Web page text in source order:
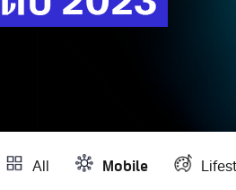
All Mobile